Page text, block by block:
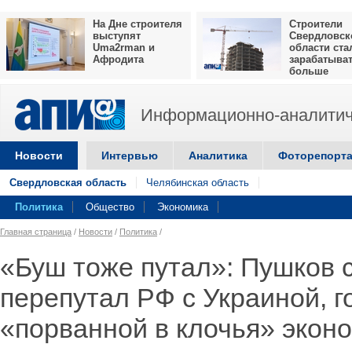
На Дне строителя
выступят
Uma2rman и
Афродита
Строители
области
больше
Информационно-
Новости Интервью Аналитика
Свердловская область Челябинская область
Политика Общество Экономика
Главная страница / Новости / Политика /
«Буш тоже путал»: Пушков
перепутал РФ с Украиной,
«порванной в клочья»